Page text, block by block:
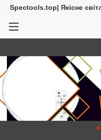
Spectools.top| Якісне